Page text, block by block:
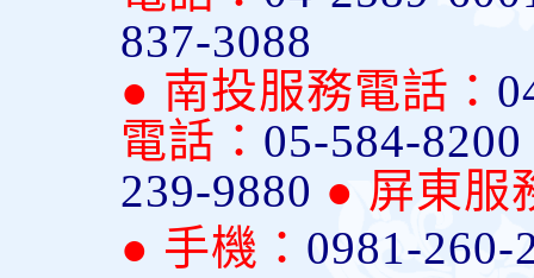
837-3088
● 南投服務電話：
電話： 05-584-8200
239-9880 ● 屏東服
● 手機： 0981-260-